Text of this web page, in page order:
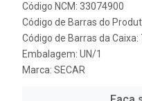
Código NCM: 33074900
Código de Barras do
Código de Barras da
Embalagem: UN/1
Marca: SECAR